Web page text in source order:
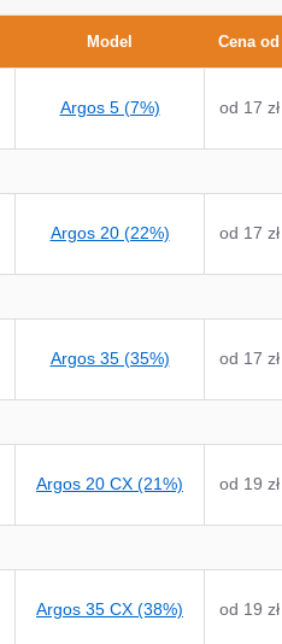
Model Cena od
Argos 5 (7%) od 17 zł
Argos 20 (22%) od 17 zł
Argos 35 (35%) od 17 zł
Argos 20 CX (21%) od 19 zł
Argos 35 CX (38%) od 19 zł